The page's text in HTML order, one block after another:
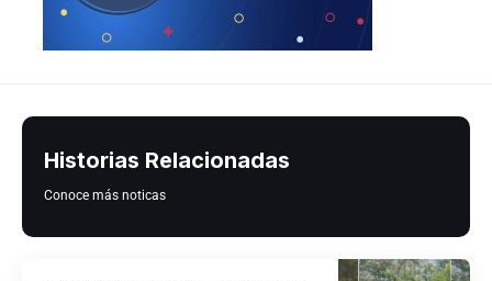
Historias Relacionadas
Conoce más noticas